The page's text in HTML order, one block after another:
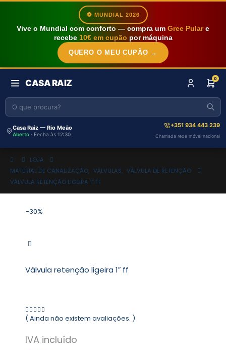
⚽ MUNDIAL 2026
Vive o Mundial com conforto — compra um Gree Pulare
recebe 10€ em cupão por máquina
QUERO O MEU CUPÃO →
CASA RAIZ 0
Casa Raiz — Rio Meão
Aberto · Fecha às 12:30
+351 934 443 239
Chamada rede móvel nacional
LOJA
MATERIAL DE CANALIZAÇÃO, VÁLVULAS, VÁLVULA DE RETENÇÃO
VÁLVULA RETENÇÃO LIGEIRA 1″ FF
-30%
Válvula retenção ligeira 1″ ff
0 out of 5
( Ainda não existem avaliações. )